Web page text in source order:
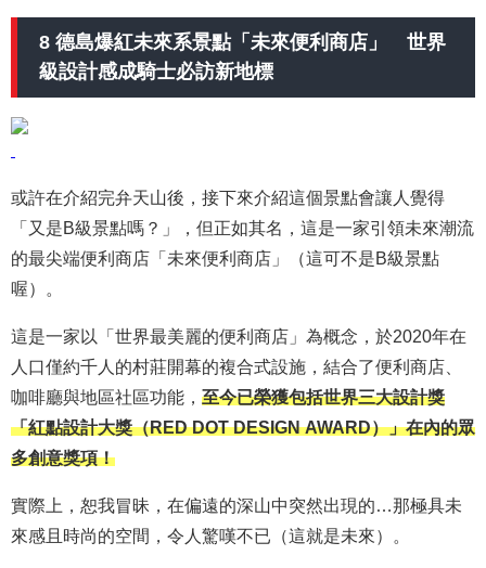
8 德島爆紅未來系景點「未來便利商店」 世界
級設計感成騎士必訪新地標
或許在介紹完弁天山後，接下來介紹這個景點會讓人覺得
「又是B級景點嗎？」，但正如其名，這是一家引領未來潮流
的最尖端便利商店「未來便利商店」（這可不是B級景點
喔）。
這是一家以「世界最美麗的便利商店」為概念，於2020年在
人口僅約千人的村莊開幕的複合式設施，結合了便利商店、
咖啡廳與地區社區功能， 至今已榮獲包括世界三大設計獎
「紅點設計大獎（RED DOT DESIGN AWARD）」在內的眾
多創意獎項！
實際上，恕我冒昧，在偏遠的深山中突然出現的…那極具未
來感且時尚的空間，令人驚嘆不已（這就是未來）。